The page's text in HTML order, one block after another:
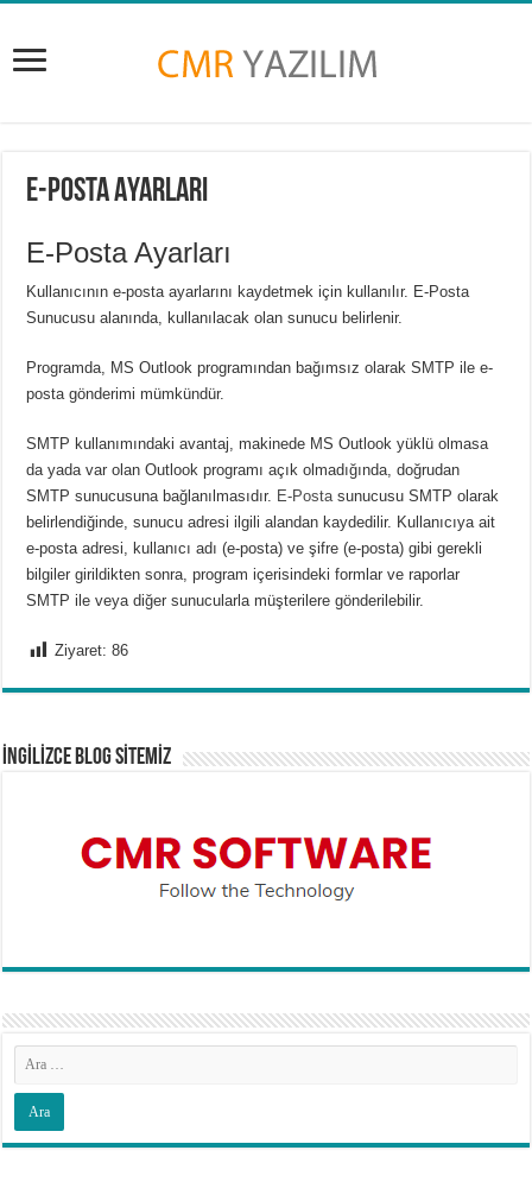
E-Posta Ayarları
E-Posta Ayarları
Kullanıcının e-posta ayarlarını kaydetmek için kullanılır. E-Posta
Sunucusu alanında, kullanılacak olan sunucu belirlenir.
Programda, MS Outlook programından bağımsız olarak SMTP ile e-
posta gönderimi mümkündür.
SMTP kullanımındaki avantaj, makinede MS Outlook yüklü olmasa
da yada var olan Outlook programı açık olmadığında, doğrudan
SMTP sunucusuna bağlanılmasıdır. E-Postasunucusu SMTP olarak
belirlendiğinde, sunucu adresi ilgili alandan kaydedilir. Kullanıcıya ait
e-posta adresi, kullanıcı adı (e-posta) ve şifre (e-posta) gibi gerekli
bilgiler girildikten sonra, program içerisindeki formlar ve raporlar
SMTP ile veya diğer sunucularla müşterilere gönderilebilir.
Ziyaret: 86
İNGİLİZCE BLOG SİTEMİZ